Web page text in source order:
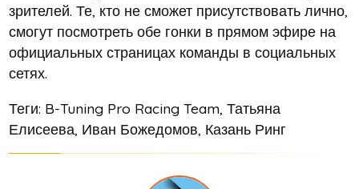
зрителей. Те, кто не сможет присутствовать лично,
смогут посмотреть обе гонки в прямом эфире на
официальных страницах команды в социальных
сетях.
Теги: B-Tuning Pro Racing Team, Татьяна
Елисеева, Иван Божедомов, Казань Ринг